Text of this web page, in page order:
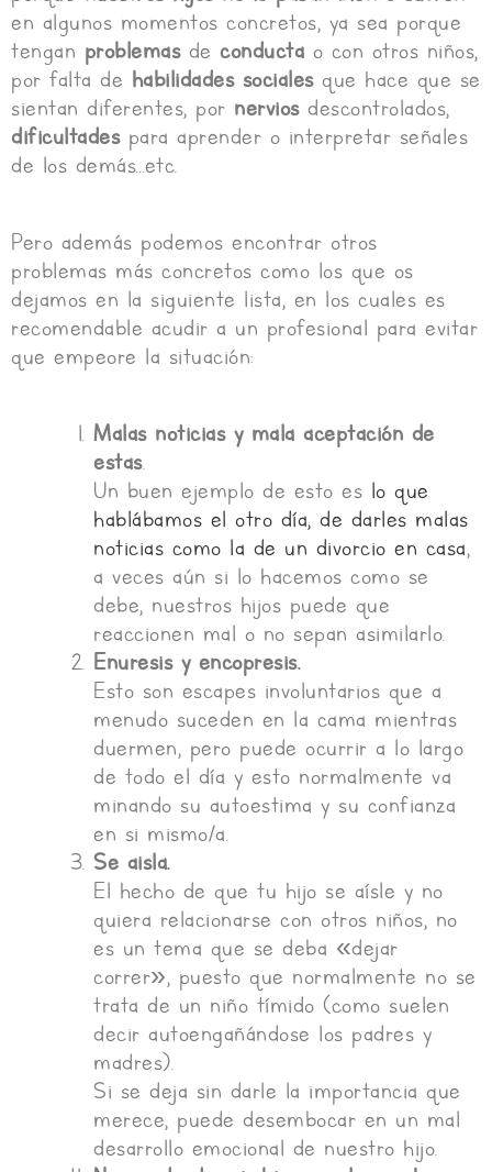
en algunos momentos concretos, ya sea porque
tengan problemasde conducta o con otros niños,
por falta de habilidades socialesque hace que se
sientan diferentes, por nerviosdescontrolados,
dificultadespara aprender o interpretar señales
de los demás…etc.
Pero además podemos encontrar otros
problemas más concretos como los que os
dejamos en la siguiente lista, en los cuales es
recomendable acudir a un profesional para evitar
que empeore la situación:
Malas noticias y mala aceptación de
estas.
Un buen ejemplo de esto es lo que
hablábamos el otro día, de darles malas
noticias como la de un divorcio en casa,
a veces aún si lo hacemos como se
debe, nuestros hijos puede que
reaccionen mal o no sepan asimilarlo.
Enuresis y encopresis.
Esto son escapes involuntarios que a
menudo suceden en la cama mientras
duermen, pero puede ocurrir a lo largo
de todo el día y esto normalmente va
minando su autoestima y su confianza
en si mismo/a.
Se aisla.
El hecho de que tu hijo se aísle y no
quiera relacionarse con otros niños, no
es un tema que se deba «dejar
correr», puesto que normalmente no se
trata de un niño tímido (como suelen
decir autoengañándose los padres y
madres).
Si se deja sin darle la importancia que
merece, puede desembocar en un mal
desarrollo emocional de nuestro hijo.